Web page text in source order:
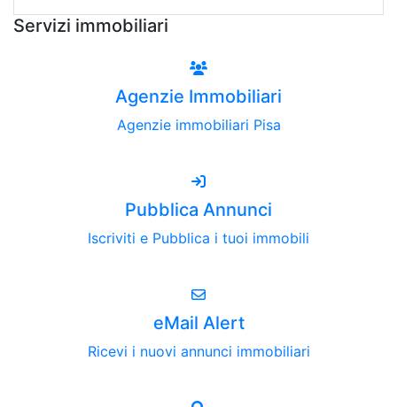
Servizi immobiliari
Agenzie Immobiliari
Agenzie immobiliari Pisa
Pubblica Annunci
Iscriviti e Pubblica i tuoi immobili
eMail Alert
Ricevi i nuovi annunci immobiliari